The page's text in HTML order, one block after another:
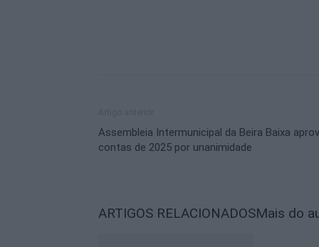
Assembleia Intermunicipal da Beira Baixa
contas de 2025 por unanimidade
ARTIGOS RELACIONADOSMais do